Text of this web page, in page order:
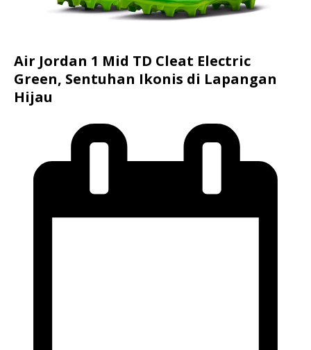
Air Jordan 1 Mid TD Cleat Electric
Green, Sentuhan Ikonis di Lapangan
Hijau